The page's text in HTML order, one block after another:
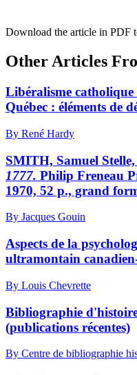
Download the article in PDF
Other Articles
Libéralisme
Québec : éléments de
By René Hardy
SMITH, Samuel Stelle,
1777. Philip Freneau
1970, 52 p., grand
By Jacques Gouin
Aspects de la
ultramontain
By Louis Chevrette
Bibliographie
(publications récentes)
By Centre de bibliographie